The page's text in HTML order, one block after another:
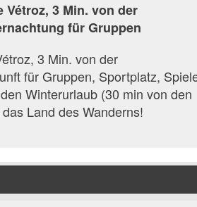
Vétroz, 3 Min. von der
für Gruppen
3 Min. von der
für Gruppen, Sportplatz,
Winterurlaub (30 min von den
Land des Wanderns!